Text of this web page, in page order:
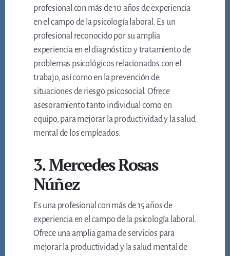
profesional con más de 10 años de experiencia
en el campo de la psicología laboral. Es un
profesional reconocido por su amplia
experiencia en el diagnóstico y tratamiento de
problemas psicológicos relacionados con el
trabajo, así como en la prevención de
situaciones de riesgo psicosocial. Ofrece
asesoramiento tanto individual como en
equipo, para mejorar la productividad y la salud
mental de los empleados.
3. Mercedes Rosas
Núñez
Es una profesional con más de 15 años de
experiencia en el campo de la psicología laboral.
Ofrece una amplia gama de servicios para
mejorar la productividad y la salud mental de